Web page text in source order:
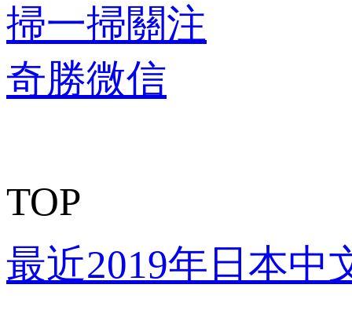
掃一掃關注
奇勝微信
TOP
最近2019年日本中